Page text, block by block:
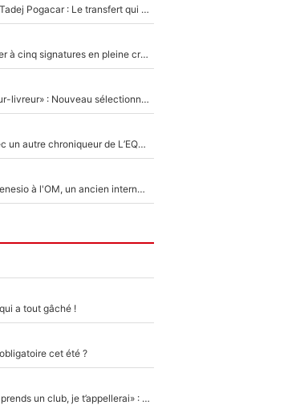
Paul Seixas chez UAE avec Tadej Pogacar : Le transfert qui effraie le peloton, «c’est la pire des choses qui puisse arriver»
Grégory Lorenzi doit renoncer à cinq signatures en pleine crise financière : L’IA propose sept noms à l’OM pour un mercato réussi... à seulement 5M€ !
«Plus grand, je ferai chauffeur-livreur» : Nouveau sélectionneur des Bleus, Zinédine Zidane s’était imaginé un avenir très différent lorsqu'il était enfant
Johan Micoud en conflit avec un autre chroniqueur de L’EQUIPE du Soir : «Pendant un moment, je ne les ai pas remis ensemble dans l'émission»
Proche de rejoindre Bruno Genesio à l'OM, un ancien international français va finalement débarquer... sur RMC !
a tout gâché !
cet été ?
Mercato - OM - «Dès que je prends un club, je t’appellerai» : La promesse de Marcelino au moment de claquer la porte